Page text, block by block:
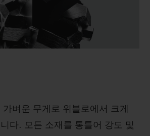
벼운 무게로 위블로에서 크게
다. 모든 소재를 통틀어 강도 및